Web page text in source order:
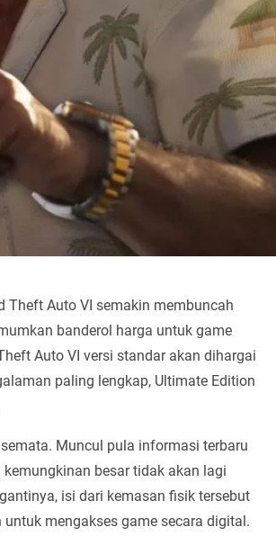
Theft Auto VI semakin membuncah
banderol harga untuk game
Auto VI versi standar akan dihargai
paling lengkap, Ultimate Edition
Muncul pula informasi terbaru
besar tidak akan lagi
isi dari kemasan fisik tersebut
mengakses game secara digital.